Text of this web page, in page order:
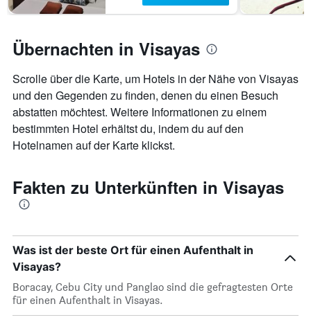
Übernachten in Visayas
Scrolle über die Karte, um Hotels in der Nähe von Visayas
und den Gegenden zu finden, denen du einen Besuch
abstatten möchtest. Weitere Informationen zu einem
bestimmten Hotel erhältst du, indem du auf den
Hotelnamen auf der Karte klickst.
Fakten zu Unterkünften in Visayas
Was ist der beste Ort für einen Aufenthalt in
Visayas?
Boracay, Cebu City und Panglao sind die gefragtesten Orte
für einen Aufenthalt in Visayas.